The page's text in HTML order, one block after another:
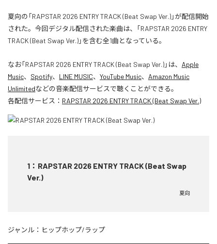
夏向の「RAPSTAR 2026 ENTRY TRACK (Beat Swap Ver.)」が配信開始
された。今回デジタル配信された楽曲は、「RAPSTAR 2026 ENTRY
TRACK (Beat Swap Ver.)」を含む全1曲となっている。
なお「RAPSTAR 2026 ENTRY TRACK (Beat Swap Ver.)」は、 Apple
Music、 Spotify、 LINE MUSIC、 YouTube Music、 Amazon Music
Unlimitedなどの音楽配信サービスで聴くことができる。
各配信サービス： RAPSTAR 2026 ENTRY TRACK (Beat Swap Ver.)
1 ： RAPSTAR 2026 ENTRY TRACK (Beat Swap
Ver.)
夏向
ジャンル： ヒップホップ/ラップ